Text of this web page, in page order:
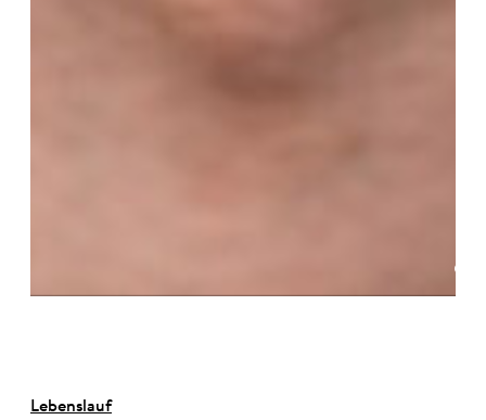
©
Lebenslauf